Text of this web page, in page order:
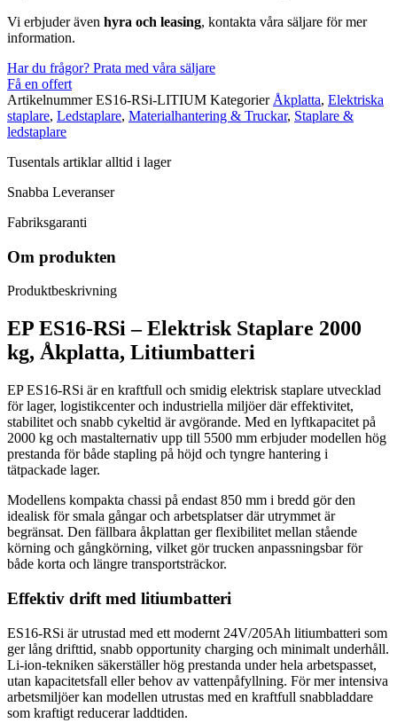
Vi erbjuder även hyra och leasing, kontakta våra säljare för mer
information.
Har du frågor? Prata med våra säljare
Få en offert
ArtikelnummerES16-RSi-LITIUM Kategorier Åkplatta, Elektriska
staplare, Ledstaplare, Materialhantering & Truckar, Staplare &
ledstaplare
Tusentals artiklar alltid i lager
Snabba Leveranser
Fabriksgaranti
Om produkten
Produktbeskrivning
EP ES16-RSi – Elektrisk Staplare 2000
kg, Åkplatta, Litiumbatteri
EP ES16-RSi är en kraftfull och smidig elektrisk staplare utvecklad
för lager, logistikcenter och industriella miljöer där effektivitet,
stabilitet och snabb cykeltid är avgörande. Med en lyftkapacitet på
2000 kg och mastalternativ upp till 5500 mm erbjuder modellen hög
prestanda för både stapling på höjd och tyngre hantering i
tätpackade lager.
Modellens kompakta chassi på endast 850 mm i bredd gör den
idealisk för smala gångar och arbetsplatser där utrymmet är
begränsat. Den fällbara åkplattan ger flexibilitet mellan stående
körning och gångkörning, vilket gör trucken anpassningsbar för
både korta och längre transportsträckor.
Effektiv drift med litiumbatteri
ES16-RSi är utrustad med ett modernt 24V/205Ah litiumbatteri som
ger lång drifttid, snabb opportunity charging och minimalt underhåll.
Li-ion-tekniken säkerställer hög prestanda under hela arbetspasset,
utan kapacitetsfall eller behov av vattenpåfyllning. För mer intensiva
arbetsmiljöer kan modellen utrustas med en kraftfull snabbladdare
som kraftigt reducerar laddtiden.